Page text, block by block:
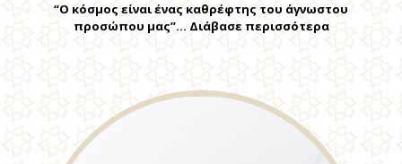
“Ο κόσμος είναι ένας καθρέφτης του άγνωστου
προσώπου μας”… Διάβασε περισσότερα